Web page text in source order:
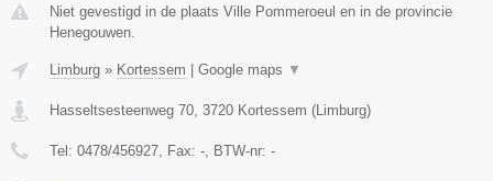
Niet gevestigd in de plaats Ville Pommeroeul en in de provincie
Henegouwen.
Limburg » Kortessem | Google maps ▼
Hasseltsesteenweg 70 3720 Kortessem (Limburg)
Tel: 0478/456927 , Fax: - , BTW-nr: -